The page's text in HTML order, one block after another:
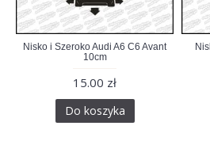
Nisko i Szeroko Audi A6 C6 Avant
10cm
15.00 zł
Do koszyka